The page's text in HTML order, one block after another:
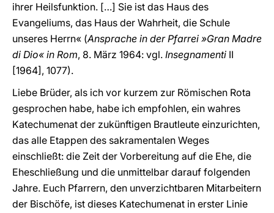
ihrer Heilsfunktion. […] Sie ist das Haus des
Evangeliums, das Haus der Wahrheit, die Schule
unseres Herrn« (Ansprache in der Pfarrei »Gran Madre
di Dio« in Rom, 8. März 1964: vgl. Insegnamenti II
[1964], 1077).
Liebe Brüder, als ich vor kurzem zur Römischen Rota
gesprochen habe, habe ich empfohlen, ein wahres
Katechumenat der zukünftigen Brautleute einzurichten,
das alle Etappen des sakramentalen Weges
einschließt: die Zeit der Vorbereitung auf die Ehe, die
Eheschließung und die unmittelbar darauf folgenden
Jahre. Euch Pfarrern, den unverzichtbaren Mitarbeitern
der Bischöfe, ist dieses Katechumenat in erster Linie